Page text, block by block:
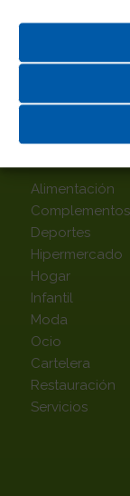
Alimentación
Complementos
Deportes
Hipermercado
Hogar
Infantil
Moda
Ocio
Cartelera
Restauración
Servicios